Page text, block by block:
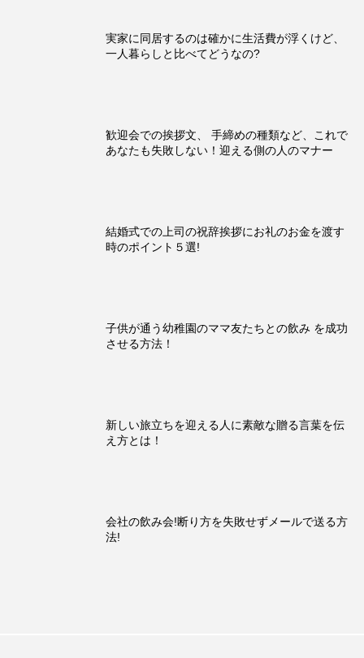
実家に同居するのは確かに生活費が浮くけど、
一人暮らしと比べてどうなの?
歓迎会での挨拶文、 手締めの種類など、これで
あなたも失敗しない！迎える側の人のマナー
結婚式での上司の祝辞挨拶にお礼のお金を渡す
時のポイント５選!
子供が通う幼稚園のママ友たちとの飲み を成功
させる方法！
新しい旅立ちを迎える人に素敵な贈る言葉を伝
え方とは！
会社の飲み会!断り方を失敗せずメールで送る方
法!